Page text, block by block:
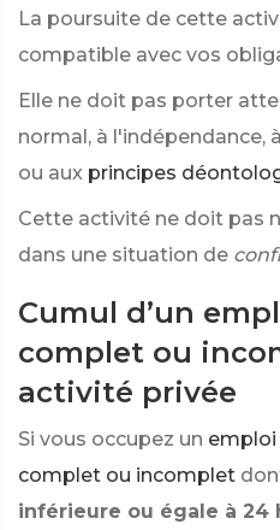
La poursuite de cette
compatible avec vos
Elle ne doit pas porter
normal, à l'indépendance,
ou aux principes
Cette activité ne doit pas
dans une situation de
Cumul d’un
complet ou
activité privée
Si vous occupez un
complet ou incomplet
inférieure ou égale à 24